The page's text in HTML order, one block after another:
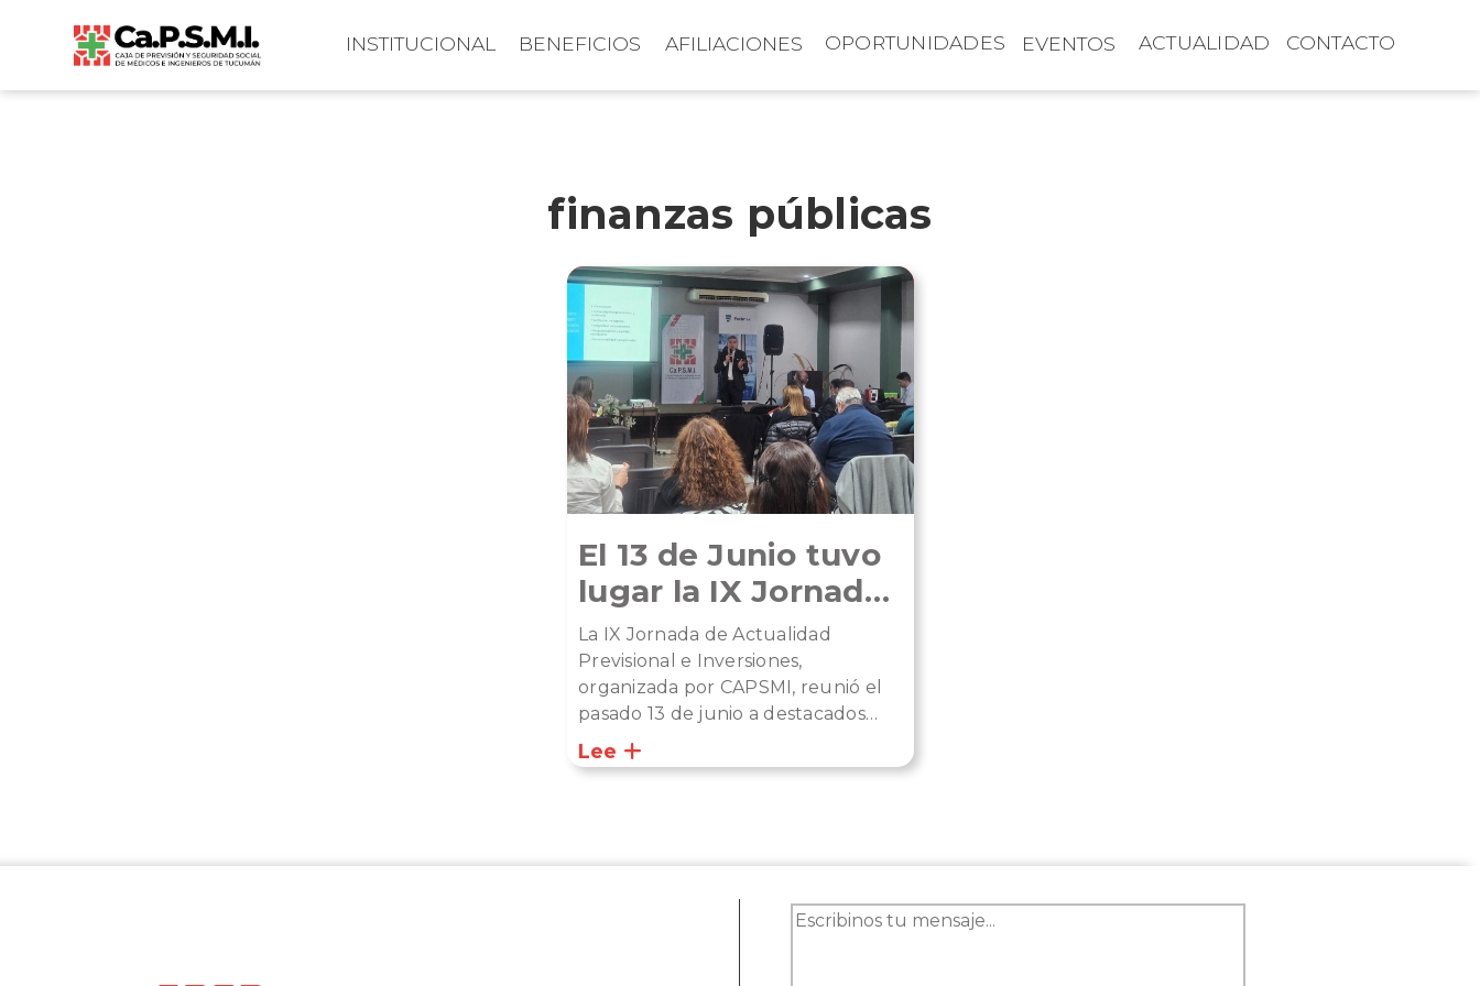
INSTITUCIONAL BENEFICIOS AFILIACIONES OPORTUNIDADES EVENTOS ACTUALIDAD CONTACTO
finanzas públicas
El 13 de Junio tuvo
lugar la IX Jornada
de Actualidad
Previsional e
Inversiones,
organizada por
CAPSMI.
La IX Jornada de Actualidad
Previsional e Inversiones,
organizada por CAPSMI, reunió el
pasado 13 de junio a destacados
referentes del ámbito previsional,
económico y financiero. Un espacio
futuro del sistema previsional en
Lee